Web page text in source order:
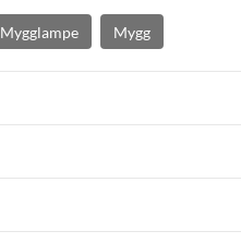
Mygglampe Mygg